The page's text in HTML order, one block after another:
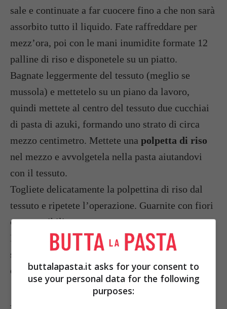
sale e continuate a far cuocere fino a che non sarà
assorbito tutto il liquido. Fate raffreddare per
mezz’ora, poi con le mani inumidite formate 12
palline di riso e disponetele su un piatto.
Bagnate leggermente del tessuto (meglio se
mussola) e mettetelo su un piano da lavoro,
quindi mettete al centro del tessuto due cucchiai
di pasta di azuki, formando uno strato di circa
mezzo centimetro. Mettete una polpetta di riso
nel mezzo e avvolgetela nella pasta aiutandovi
con il tessuto.
Togliete delicatamente la polpettina di riso dal
tessuto e ripetete l’operazione. Guarnite con fiori
commestibili.
Foto da: elena5310.multiply.com
stairs.happenchance.com sugardew.com
en.academic.ru
buttalapasta.it asks for your consent to
use your personal data for the following
purposes: